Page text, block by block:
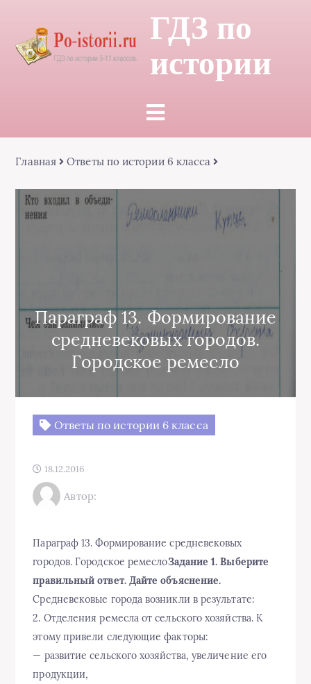
ГДЗ по
истории
Главная Ответы по истории 6 класса
Параграф 13. Формирование
средневековых городов.
Городское ремесло
Ответы по истории 6 класса
18.12.2016
Автор:
Параграф 13. Формирование средневековых
городов. Городское ремеслоЗадание 1. Выберите
правильный ответ. Дайте объяснение.
Средневековые города возникли в результате:
2. Отделения ремесла от сельского хозяйства. К
этому привели следующие факторы:
— развитие сельского хозяйства, увеличение его
продукции,